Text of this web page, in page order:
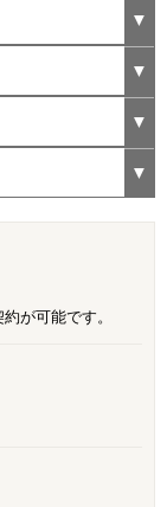
が可能です。